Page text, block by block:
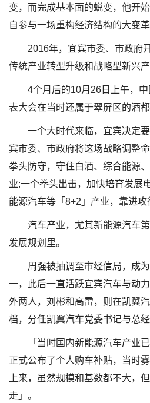
变，而完成基本面的蜕变，他开
自参与一场重构经济结构的大变革
2016年，宜宾市委、市政府
传统产业转型升级和战略型新兴产
4个月后的10月26日上午，
表大会在当时还属于翠屏区的酒都
一个大时代来临，宜宾决定
宾市委、市政府将这场战略调整
拳头防守，守住白酒、综合能源
业;一个拳头出击，加快培育发展
能源汽车等「8+2」产业，靠进攻
汽车产业，尤其新能源汽车
发展规划里。
周强被抽调至市经信局，成
一，此后一直活跃宜宾汽车与动
外两人，刘彬和高雷，则在凯翼
档，分任凯翼汽车党委书记与总经
「当时国内新能源汽车产业
正式公布了个人购车补贴，当时
上来，虽然规模和基数都不大，
走」。